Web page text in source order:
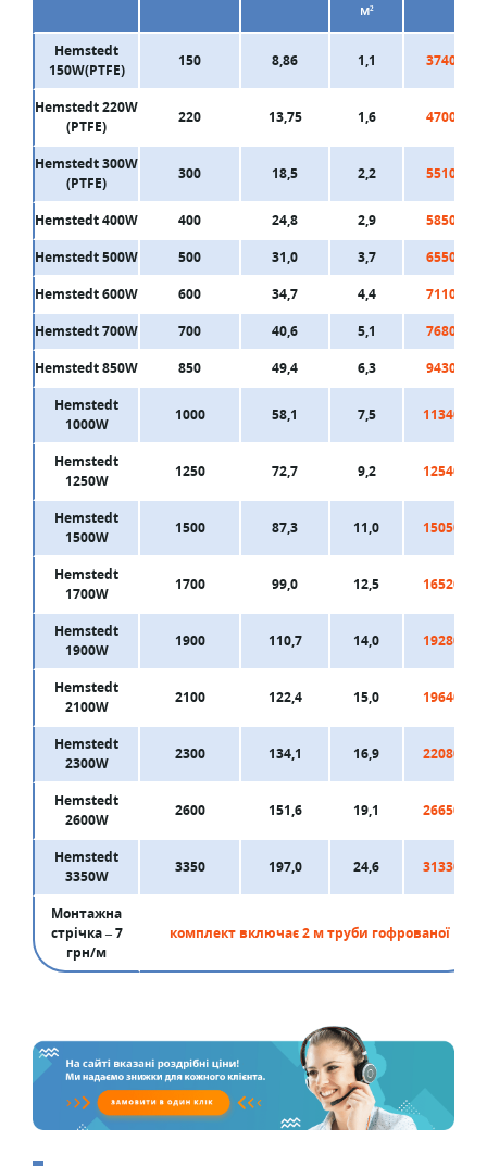
м²
Hemstedt
150W(PTFE)
150 8,86 1,1 3740
Hemstedt 220W
(PTFE)
220 13,75 1,6 4700
Hemstedt 300W
(PTFE)
300 18,5 2,2 5510
Hemstedt 400W 400 24,8 2,9
5850
Hemstedt 500W
500 31,0 3,7
6550
Hemstedt 600W
600 34,7 4,4
7110
Hemstedt 700W
700 40,6 5,1
7680
Hemstedt 850W
850 49,4 6,3
9430
Hemstedt
1000W
1000 58,1 7,5 11340
Hemstedt
1250W
1250 72,7 9,2 12540
Hemstedt
1500W
1500 87,3 11,0 15050
Hemstedt
1700W
1700 99,0 12,5 16520
Hemstedt
1900W
1900 110,7 14,0 19280
Hemstedt
2100W
2100 122,4 15,0 19640
Hemstedt
2300W
2300 134,1 16,9 22080
Hemstedt
2600W
2600 151,6 19,1 26650
Hemstedt
3350W
3350 197,0 24,6 31330
Монтажна
стрічка – 7
грн/м
комплект включає 2 м труби гофрованої